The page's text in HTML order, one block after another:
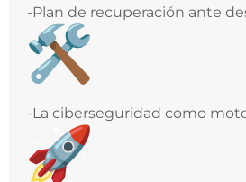
-Plan de recuperación ante
-La ciberseguridad como